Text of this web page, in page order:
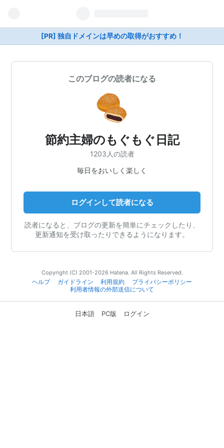
[PR] 独自ドメインは早めの取得がおすすめ！
このブログの読者になる
節約主婦のもぐもぐ日記
1203人の読者
毎日をおいしく楽しく
ログインして読者になる
読者になると、ブログの更新を簡単にチェックしたり、
更新通知を受け取ったりできるようになります。
Copyright (C) 2001-2026 Hatena. All Rights Reserved.
ヘルプ
ガイドライン 利用規約
プライバシーポリシー
利用者情報の外部送信について
日本語 PC版 ログイン